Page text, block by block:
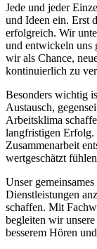
Jede und jeder
und Ideen ein. Erst
erfolgreich. Wir
und entwickeln uns
wir als Chance,
kontinuierlich zu
Besonders wichtig
Austausch,
Arbeitsklima
langfristigen
Zusammenarbeit
wertgeschätzt
Unser
Dienstleistungen
schaffen. Mit
begleiten wir
besserem Hören